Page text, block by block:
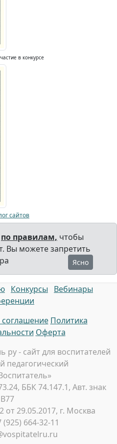
в конкурсе
сайтов
по правилам, чтобы
Вы можете запретить
Ясно
Конкурсы
Вебинары
соглашение Политика
Оферта
ру - сайт для воспитателей
педагогический
ББК 74.147.1, Авт. знак
В77
29.05.2017, г. Москва
664-32-11